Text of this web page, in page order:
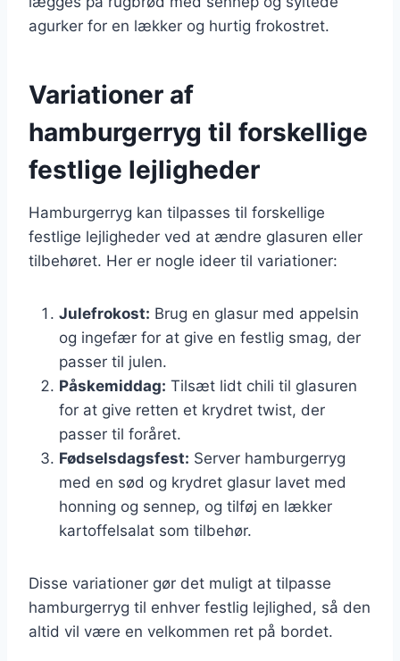
agurker for en lækker og hurtig frokostret.
Variationer af
hamburgerryg til forskellige
festlige lejligheder
Hamburgerryg kan tilpasses til forskellige
festlige lejligheder ved at ændre glasuren eller
tilbehøret. Her er nogle ideer til variationer:
Julefrokost: Brug en glasur med appelsin
og ingefær for at give en festlig smag, der
passer til julen.
Påskemiddag: Tilsæt lidt chili til glasuren
for at give retten et krydret twist, der
passer til foråret.
Fødselsdagsfest: Server hamburgerryg
med en sød og krydret glasur lavet med
honning og sennep, og tilføj en lækker
kartoffelsalat som tilbehør.
Disse variationer gør det muligt at tilpasse
hamburgerryg til enhver festlig lejlighed, så den
altid vil være en velkommen ret på bordet.